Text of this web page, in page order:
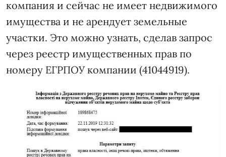
компания и сейчас не имеет недвижимого
имущества и не арендует земельные
участки. Это можно узнать, сделав запрос
через реестр имущественных прав по
номеру ЕГРПОУ компании (41044919).